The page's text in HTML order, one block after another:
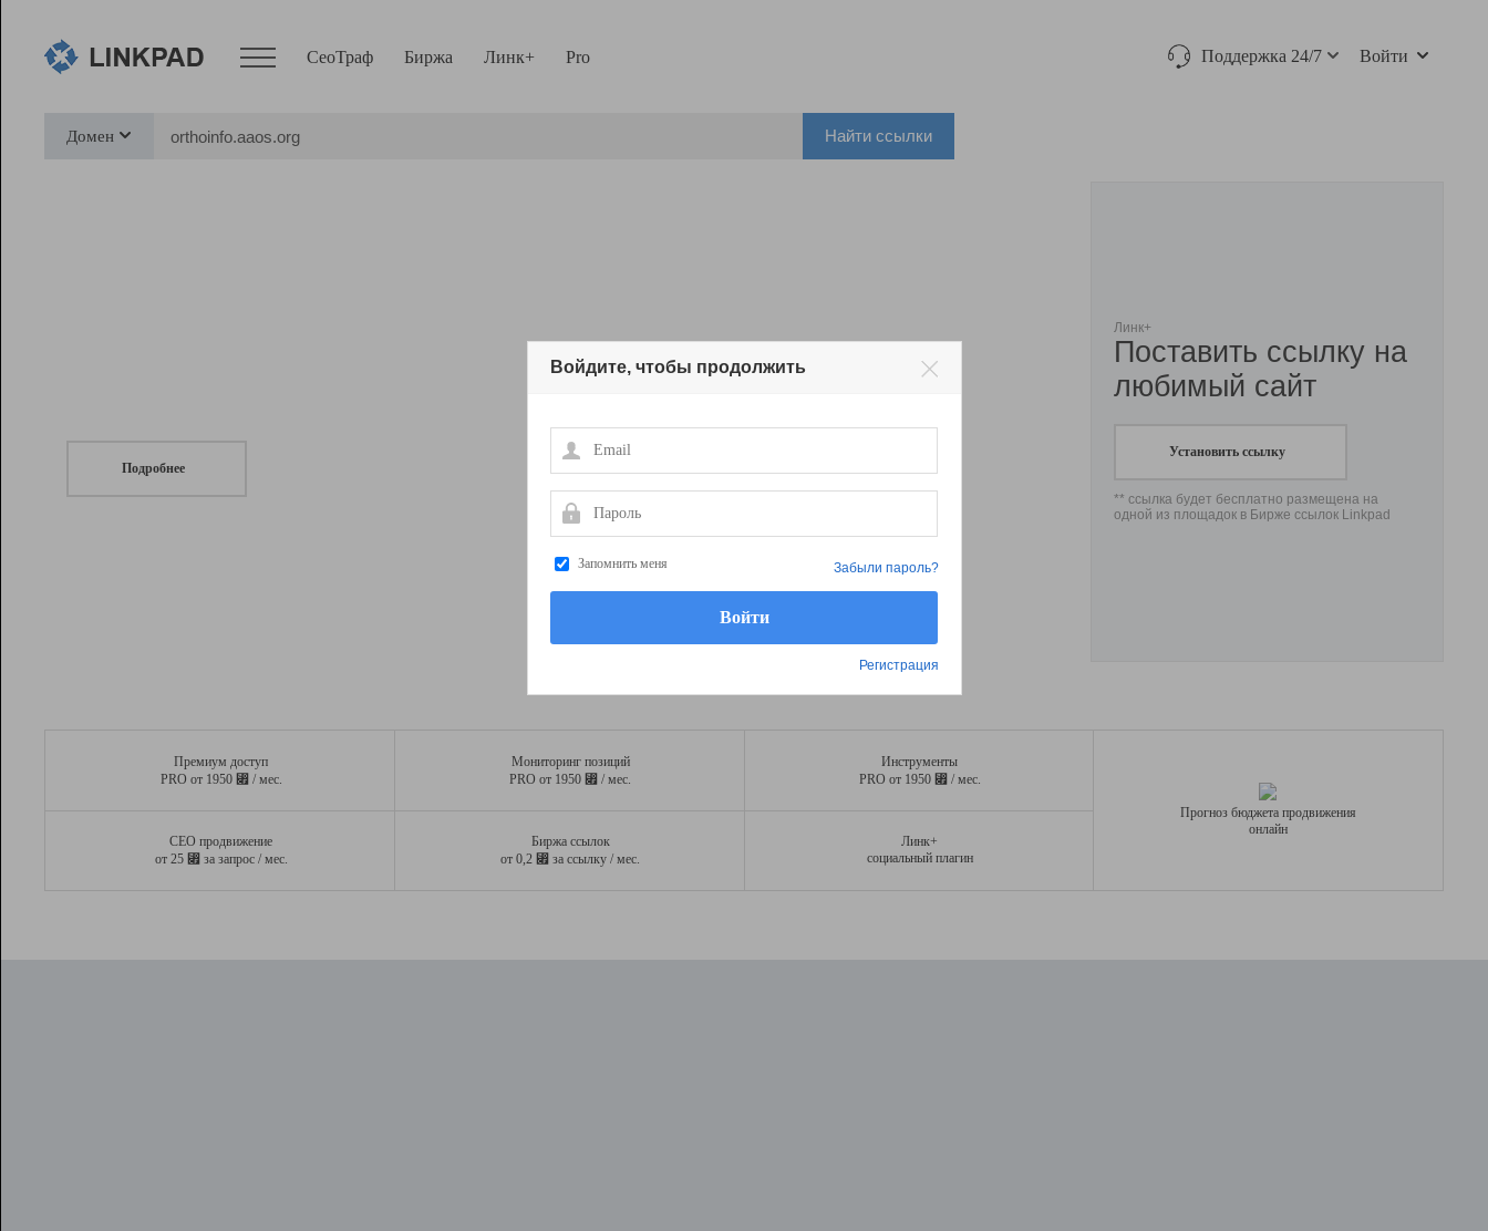
СеоТраф Биржа Линк+ Pro Поддержка 24/7 Войти
Домен Найти ссылки
Подробнее
Линк+
Поставить ссылку на
любимый сайт
Установить ссылку
** ссылка будет бесплатно размещена на
одной из площадок в Бирже ссылок Linkpad
Премиум доступ
PRO от 1950 ⃏ / мес.
Мониторинг позиций
PRO от 1950 ⃏ / мес.
Инструменты
PRO от 1950 ⃏ / мес.
СЕО продвижение
от 25 ⃏ за запрос / мес.
Биржа ссылок
от 0,2 ⃏ за ссылку / мес.
Линк+
социальный плагин
Прогноз бюджета продвижения
онлайн
Войдите, чтобы продолжить
Email
Пароль
Запомнить меня
Регистрация
Забыли пароль?